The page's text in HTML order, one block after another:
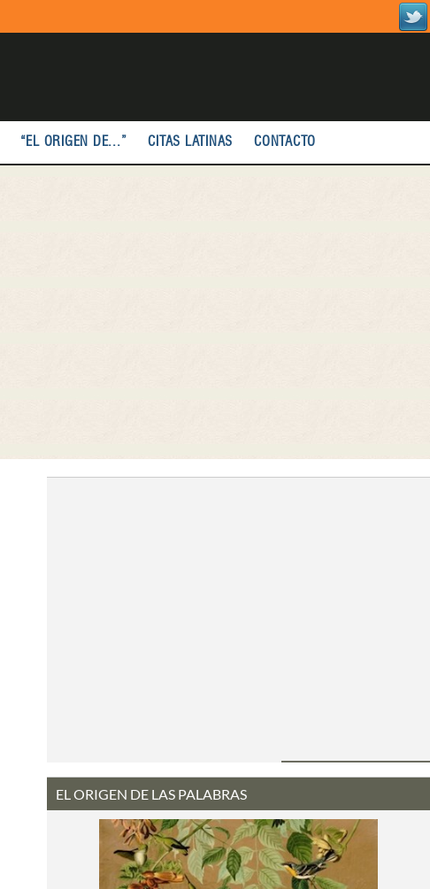
“EL ORIGEN DE...” CITAS LATINAS CONTACTO
EL ORIGEN DE LAS PALABRAS